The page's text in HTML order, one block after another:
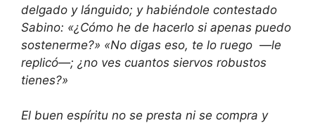
delgado y lánguido; y habiéndole contestado
Sabino: «¿Cómo he de hacerlo si apenas puedo
sostenerme?» «No digas eso, te lo ruego —le
replicó—; ¿no ves cuantos siervos robustos
tienes?»
El buen espíritu no se presta ni se compra y